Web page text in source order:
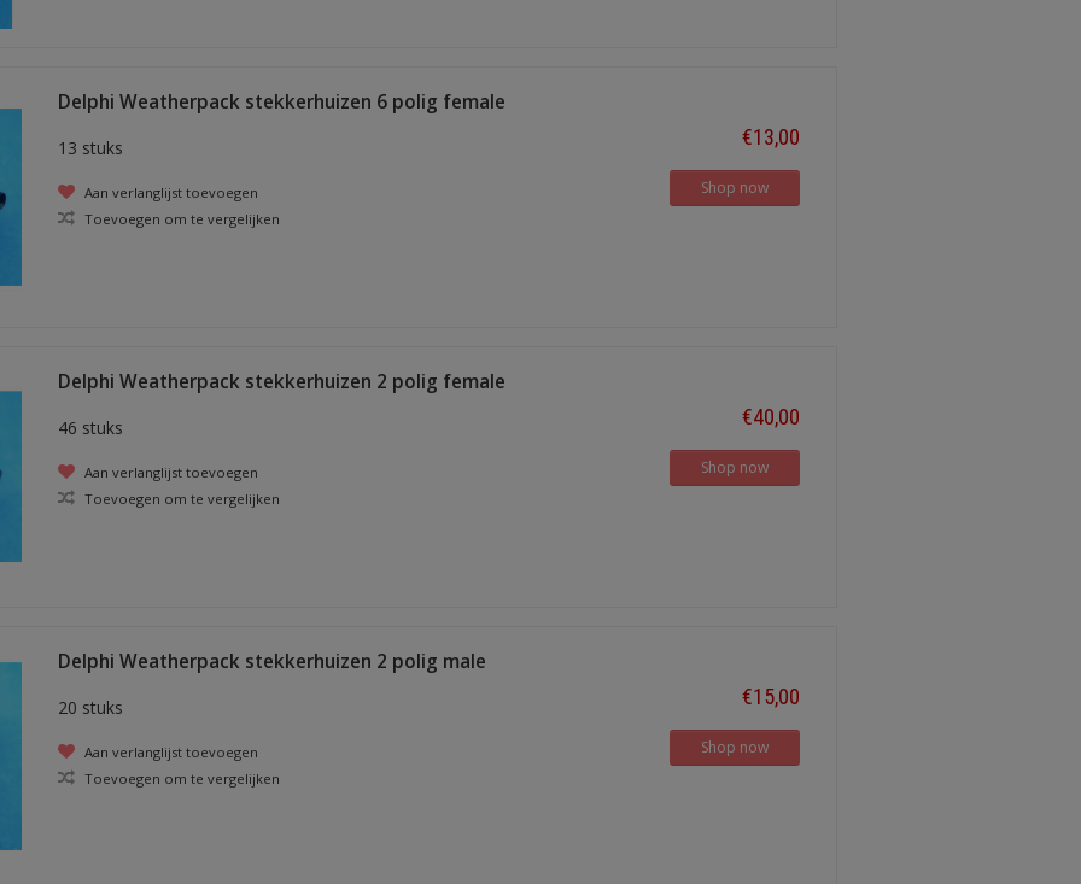
Delphi Weatherpack stekkerhuizen 6 polig female
13 stuks
Aan verlanglijst toevoegen
Toevoegen om te vergelijken
€13,00
Shop now
Delphi Weatherpack stekkerhuizen 2 polig female
46 stuks
Aan verlanglijst toevoegen
Toevoegen om te vergelijken
€40,00
Shop now
Delphi Weatherpack stekkerhuizen 2 polig male
20 stuks
Aan verlanglijst toevoegen
Toevoegen om te vergelijken
€15,00
Shop now